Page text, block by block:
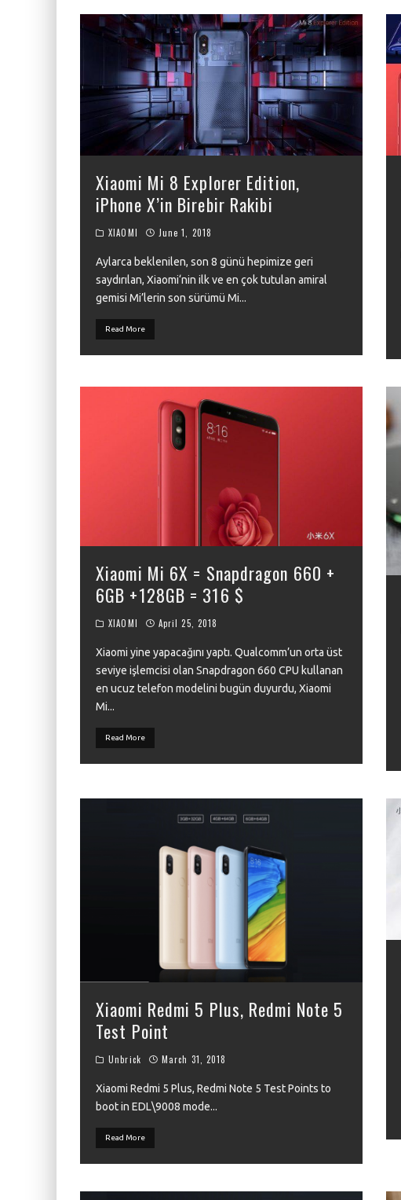
Xiaomi Mi 8 Explorer Edition,
iPhone X’in Birebir Rakibi
XIAOMI June 1, 2018
Aylarca beklenilen, son 8 günü hepimize geri
saydırılan, Xiaomi‘nin ilk ve en çok tutulan amiral
gemisi Mi’lerin son sürümü Mi...
Read More
Xiaomi Mi 6X = Snapdragon 660 +
6GB +128GB = 316 $
XIAOMI April 25, 2018
Xiaomi yine yapacağını yaptı. Qualcomm’un orta üst
seviye işlemcisi olan Snapdragon 660 CPU kullanan
en ucuz telefon modelini bugün duyurdu, Xiaomi
Mi...
Read More
Xiaomi Redmi 5 Plus, Redmi Note 5
Test Point
Unbrick March 31, 2018
Xiaomi Redmi 5 Plus, Redmi Note 5 Test Points to
boot in EDL\9008 mode...
Read More